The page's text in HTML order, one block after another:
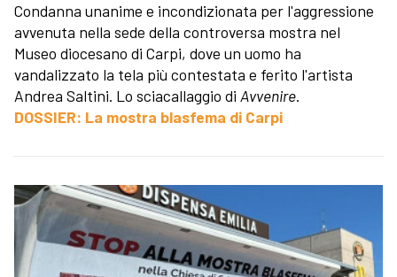
Condanna unanime e incondizionata per l'aggressione
avvenuta nella sede della controversa mostra nel
Museo diocesano di Carpi, dove un uomo ha
vandalizzato la tela più contestata e ferito l'artista
Andrea Saltini. Lo sciacallaggio di Avvenire.
DOSSIER: La mostra blasfema di Carpi